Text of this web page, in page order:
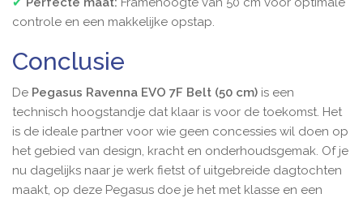
controle en een makkelijke opstap.
Conclusie
De Pegasus Ravenna EVO 7F Belt (50 cm) is een
technisch hoogstandje dat klaar is voor de toekomst. Het
is de ideale partner voor wie geen concessies wil doen op
het gebied van design, kracht en onderhoudsgemak. Of je
nu dagelijks naar je werk fietst of uitgebreide dagtochten
maakt, op deze Pegasus doe je het met klasse en een